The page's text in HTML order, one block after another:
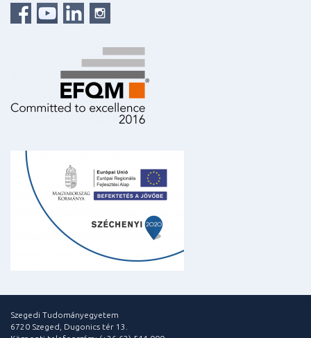
Szegedi Tudományegyetem
6720 Szeged, Dugonics tér 13.